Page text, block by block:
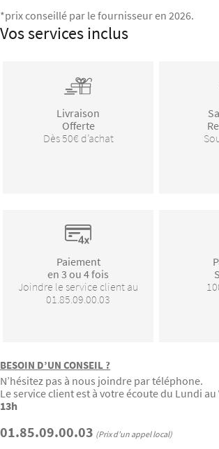
*prix conseillé par le fournisseur en 2026.
Vos services inclus
Livraison
Offerte
Dès 50€ d’achat
Paiement
en 3 ou 4 fois
Joindre le service client au
01.85.09.00.03
BESOIN D’UN CONSEIL ?
N’hésitez pas à nous joindre par téléphone.
Le service client est à votre écoute du Lundi
13h
01.85.09.00.03 (Prix d’un appel local)